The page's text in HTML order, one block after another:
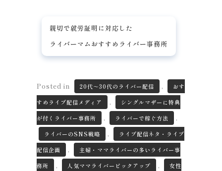
親切で就労証明に対応した
ライバーマムおすすめライバー事務所
Posted in 20代～30代のライバー配信 ,
おす
すめライブ配信メディア
,
シングルマザーに特典
が付くライバー事務所
, ライバーで稼ぐ方法 ,
ライバーのSNS戦略 ,
ライブ配信ネタ・ライブ
配信企画
,
主婦・ママライバーの多いライバー事
務所
, 人気ママライバーピックアップ ,
女性